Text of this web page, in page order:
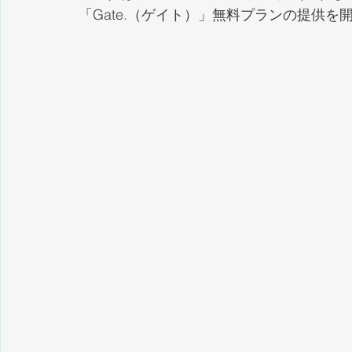
「Gate.（ゲイト）」無料プランの提供を